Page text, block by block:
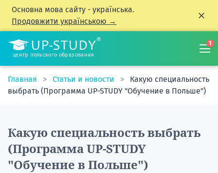
Основна мова сайту - українська.
Продовжити українською →
центр польского образования
1
Главная Статьи и новости
Какую специальность
выбрать (Программа UP-STUDY "Обучение в Польше")
Какую специальность выбрать
(Программа UP-STUDY
"Обучение в Польше")